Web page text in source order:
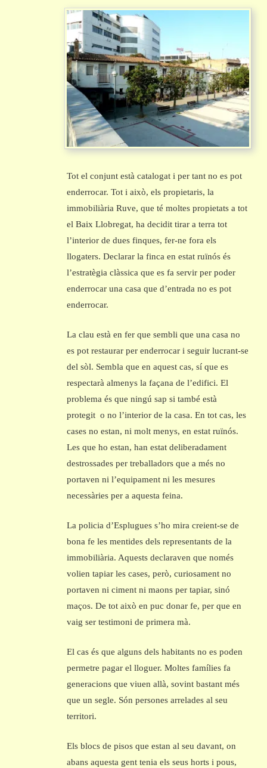
Tot el conjunt està catalogat i per tant no es pot
enderrocar. Tot i això, els propietaris, la
immobiliària Ruve, que té moltes propietats a tot
el Baix Llobregat, ha decidit tirar a terra tot
l’interior de dues finques, fer-ne fora els
llogaters. Declarar la finca en estat ruïnós és
l’estratègia clàssica que es fa servir per poder
enderrocar una casa que d’entrada no es pot
enderrocar.
La clau està en fer que sembli que una casa no
es pot restaurar per enderrocar i seguir lucrant-se
del sòl. Sembla que en aquest cas, sí que es
respectarà almenys la façana de l’edifici. El
problema és que ningú sap si també està
protegit o no l’interior de la casa. En tot cas, les
cases no estan, ni molt menys, en estat ruïnós.
Les que ho estan, han estat deliberadament
destrossades per treballadors que a més no
portaven ni l’equipament ni les mesures
necessàries per a aquesta feina.
La policia d’Esplugues s’ho mira creient-se de
bona fe les mentides dels representants de la
immobiliària. Aquests declaraven que només
volien tapiar les cases, però, curiosament no
portaven ni ciment ni maons per tapiar, sinó
maços. De tot això en puc donar fe, per que en
vaig ser testimoni de primera mà.
El cas és que alguns dels habitants no es poden
permetre pagar el lloguer. Moltes famílies fa
generacions que viuen allà, sovint bastant més
que un segle. Són persones arrelades al seu
territori.
Els blocs de pisos que estan al seu davant, on
abans aquesta gent tenia els seus horts i pous,